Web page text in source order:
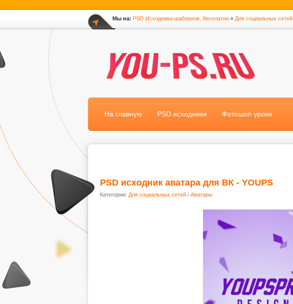
Мы на: PSD Исходники шаблонов, бесплатно » Для социальных сетей
На главную PSD исходники Фотошоп уроки
PSD исходник аватара для ВК - YOUPS
Категории: Для социальных сетей / Аватары